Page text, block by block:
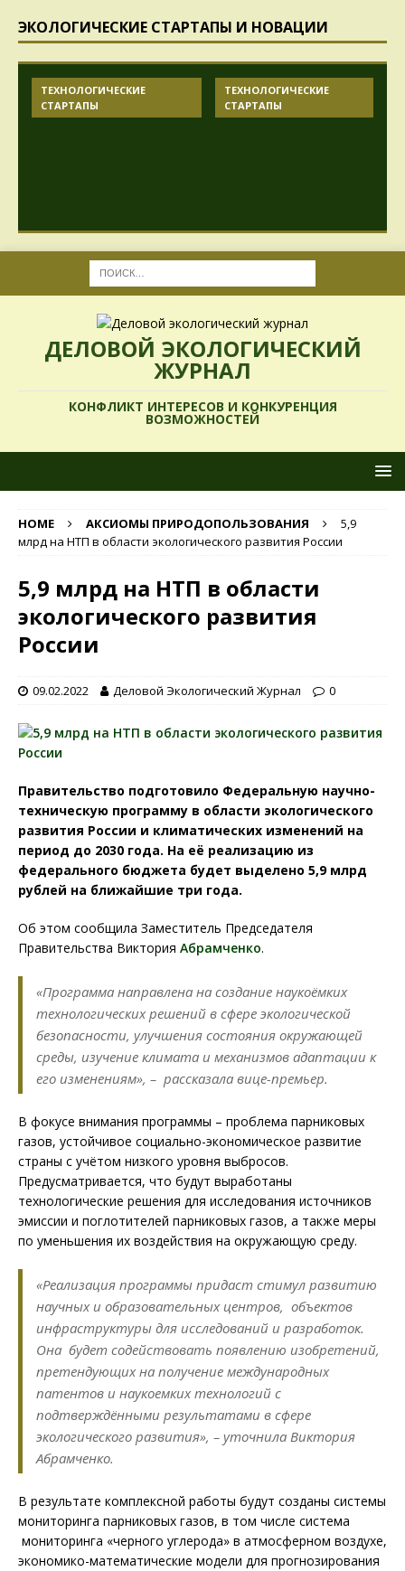
ЭКОЛОГИЧЕСКИЕ СТАРТАПЫ И НОВАЦИИ
ТЕХНОЛОГИЧЕСКИЕ
СТАРТАПЫ
ТЕХНОЛОГИЧЕСКИЕ
СТАРТАПЫ
ДЕЛОВОЙ ЭКОЛОГИЧЕСКИЙ
ЖУРНАЛ
КОНФЛИКТ ИНТЕРЕСОВ И КОНКУРЕНЦИЯ
ВОЗМОЖНОСТЕЙ
HOME АКСИОМЫ ПРИРОДОПОЛЬЗОВАНИЯ
5,9
млрд на НТП в области экологического развития России
5,9 млрд на НТП в области
экологического развития
России
09.02.2022 Деловой Экологический Журнал 0
Правительство подготовило Федеральную научно-
техническую программу в области экологического
развития России и климатических изменений на
период до 2030 года. На её реализацию из
федерального бюджета будет выделено 5,9 млрд
рублей на ближайшие три года.
Об этом сообщила Заместитель Председателя
Правительства Виктория Абрамченко.
«Программа направлена на создание наукоёмких
технологических решений в сфере экологической
безопасности, улучшения состояния окружающей
среды, изучение климата и механизмов адаптации к
его изменениям», – рассказала вице-премьер.
В фокусе внимания программы – проблема парниковых
газов, устойчивое социально-экономическое развитие
страны с учётом низкого уровня выбросов.
Предусматривается, что будут выработаны
технологические решения для исследования источников
эмиссии и поглотителей парниковых газов, а также меры
по уменьшения их воздействия на окружающую среду.
«Реализация программы придаст стимул развитию
научных и образовательных центров, объектов
инфраструктуры для исследований и разработок.
Она будет содействовать появлению изобретений,
претендующих на получение международных
патентов и наукоемких технологий с
подтверждёнными результатами в сфере
экологического развития», – уточнила Виктория
Абрамченко.
В результате комплексной работы будут созданы системы
мониторинга парниковых газов, в том числе система
мониторинга «черного углерода» в атмосферном воздухе,
экономико-математические модели для прогнозирования